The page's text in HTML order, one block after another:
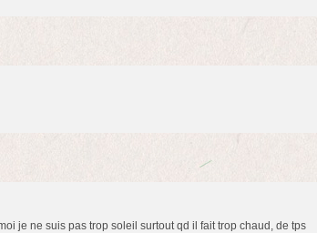
je ne suis pas trop soleil surtout qd il fait trop chaud, de tps